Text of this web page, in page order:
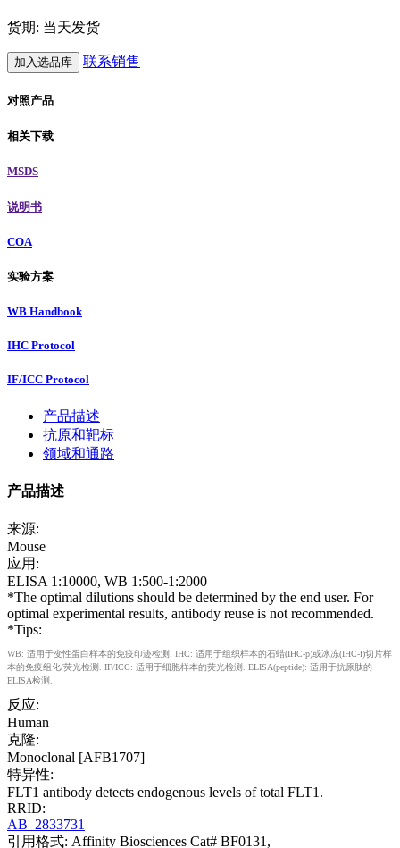
货期: 当天发货
加入选品库 联系销售
对照产品
相关下载
MSDS
说明书
COA
实验方案
WB Handbook
IHC Protocol
IF/ICC Protocol
产品描述
抗原和靶标
领域和通路
产品描述
来源:
Mouse
应用:
ELISA 1:10000, WB 1:500-1:2000
*The optimal dilutions should be determined by the end user. For
optimal experimental results, antibody reuse is not recommended.
*Tips:
WB: 适用于变性蛋白样本的免疫印迹检测. IHC: 适用于组织样本的石蜡(IHC-p)或冰冻(IHC-f)切片样
本的免疫组化/荧光检测. IF/ICC: 适用于细胞样本的荧光检测. ELISA(peptide): 适用于抗原肽的
ELISA检测.
反应:
Human
克隆:
Monoclonal [AFB1707]
特异性:
FLT1 antibody detects endogenous levels of total FLT1.
RRID:
AB_2833731
引用格式: Affinity Biosciences Cat# BF0131,